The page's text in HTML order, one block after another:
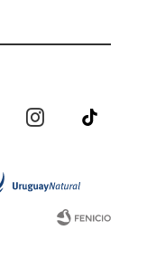
